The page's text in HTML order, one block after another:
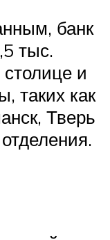
банк
тыс.
и
таких как
Тверь